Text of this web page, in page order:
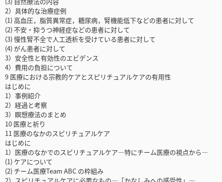
2）具体的な治療症例
(1) 高血圧，脂質異常症，糖尿病，腎機能低下などの患者に対して
(2) 不安・抑うつ神経症などの患者に対して
(3) 慢性腎不全で人工透析を受けている患者に対して
(4) がん患者に対して
3）安全性と有効性のエビデンス
4）費用の負担について
9 医療における宗教的ケアとスピリチュアルケアの有用性
はじめに
1）事例紹介
2）経過と考察
3）瞑想療法のまとめ
10 医療と祈り
11 医療のなかのスピリチュアルケア
はじめに
1）医療のなかでのスピリチュアルケア―特にチーム医療の視点から―
(1) ケアについて
(2) チーム医療Team ABC の枠組み